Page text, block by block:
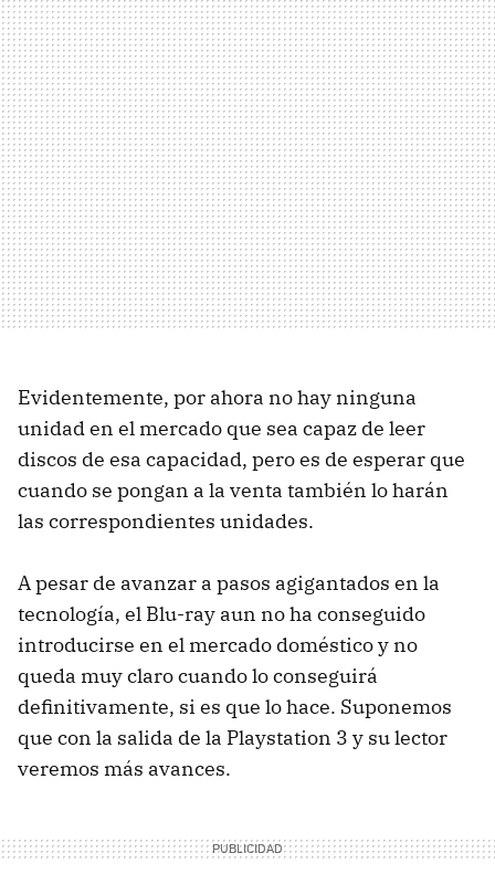
Evidentemente, por ahora no hay ninguna
unidad en el mercado que sea capaz de leer
discos de esa capacidad, pero es de esperar que
cuando se pongan a la venta también lo harán
las correspondientes unidades.
A pesar de avanzar a pasos agigantados en la
tecnología, el Blu-ray aun no ha conseguido
introducirse en el mercado doméstico y no
queda muy claro cuando lo conseguirá
definitivamente, si es que lo hace. Suponemos
que con la salida de la Playstation 3 y su lector
veremos más avances.